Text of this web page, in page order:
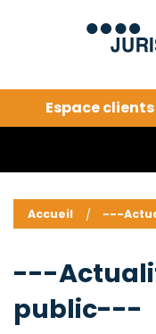
Espace clients
Accueil ---
---
public---